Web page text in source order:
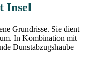
Insel
Grundrisse. Sie dient
In Kombination mit
Dunstabzugshaube –